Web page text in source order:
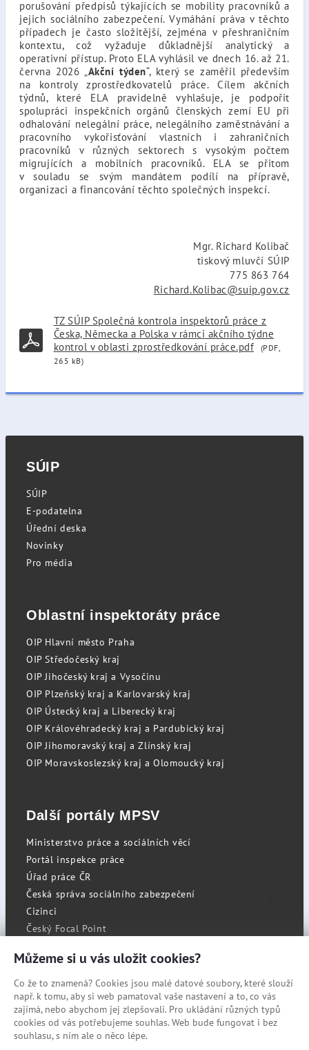
porušování předpisů týkajících se mobility pracovníků a
jejich sociálního zabezpečení. Vymáhání práva v těchto
případech je často složitější, zejména v přeshraničním
kontextu, což vyžaduje důkladnější analytický a
operativní přístup. Proto ELA vyhlásil ve dnech 16. až 21.
června 2026 „ Akční týden“, který se zaměřil především
na kontroly zprostředkovatelů práce. Cílem akčních
týdnů, které ELA pravidelně vyhlašuje, je podpořit
spolupráci inspekčních orgánů členských zemí EU při
odhalování nelegální práce, nelegálního zaměstnávání a
pracovního vykořisťování vlastních i zahraničních
pracovníků v různých sektorech s vysokým počtem
migrujících a mobilních pracovníků. ELA se přitom
v souladu se svým mandátem podílí na přípravě,
organizaci a financování těchto společných inspekcí.
Mgr. Richard Kolibač
tiskový mluvčí SÚIP
775 863 764
Richard.Kolibac@suip.gov.cz
TZ SÚIP Společná kontrola inspektorů práce z
Česka, Německa a Polska v rámci akčního týdne
kontrol v oblasti zprostředkování práce.pdf
(PDF,
265 kB)
SÚIP
SÚIP
E-podatelna
Úřední deska
Novinky
Pro média
Oblastní inspektoráty práce
OIP Hlavní město Praha
OIP Středočeský kraj
OIP Jihočeský kraj a Vysočinu
OIP Plzeňský kraj a Karlovarský kraj
OIP Ústecký kraj a Liberecký kraj
OIP Královéhradecký kraj a Pardubický kraj
OIP Jihomoravský kraj a Zlínský kraj
OIP Moravskoslezský kraj a Olomoucký kraj
Další portály MPSV
Ministerstvo práce a sociálních věcí
Portál inspekce práce
Úřad práce ČR
Česká správa sociálního zabezpečení
Cizinci
Český Focal Point
RSS
Cookies
Prohlášení o přístupnosti
Mapa stránek
Můžeme si u vás uložit cookies?
Co že to znamená? Cookies jsou malé datové soubory, které slouží
např. k tomu, aby si web pamatoval vaše nastavení a to, co vás
zajímá, nebo abychom jej zlepšovali. Pro ukládání různých typů
cookies od vás potřebujeme souhlas. Web bude fungovat i bez
souhlasu, s ním ale o něco lépe.